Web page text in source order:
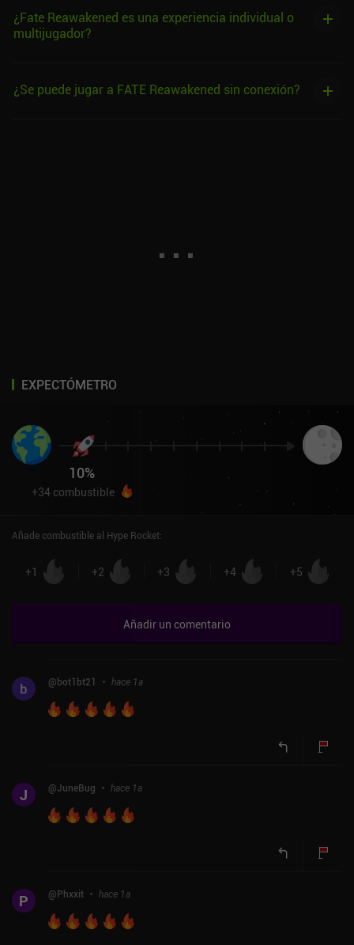
¿Fate Reawakened es una experiencia individual o
multijugador?
¿Se puede jugar a FATE Reawakened sin conexión?
EXPECTÓMETRO
10%
+34 combustible
Añade combustible al Hype Rocket:
+1 +2 +3 +4 +5
Añadir un comentario
@bot1bt21 hace 1a
J @JuneBug hace 1a
P @Phxxit hace 1a